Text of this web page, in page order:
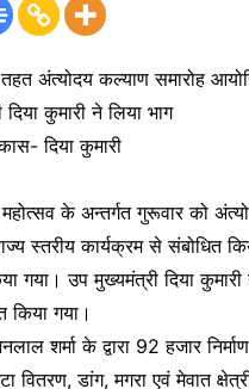
अंत्योदय कल्याण समारोह
कुमारी ने लिया भाग
दिया कुमारी
के अन्तर्गत गुरूवार को
स्तरीय कार्यक्रम से संबोधित
उप मुख्यमंत्री दिया कुमारी
किया गया।
शर्मा के द्वारा 92 हजार
वितरण, डांग, मगरा एवं मेवात